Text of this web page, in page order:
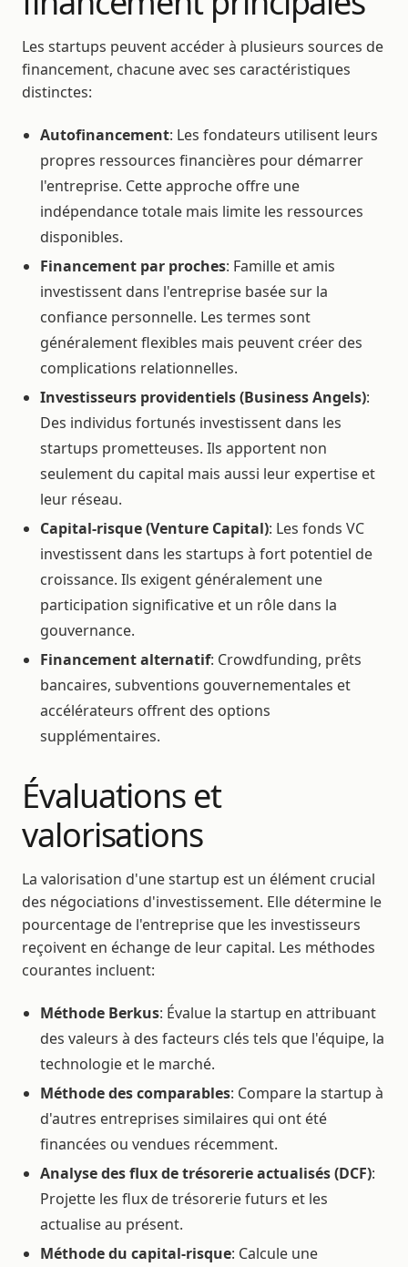
Les startups peuvent accéder à plusieurs sources de
financement, chacune avec ses caractéristiques
distinctes:
Autofinancement: Les fondateurs utilisent leurs
propres ressources financières pour démarrer
l'entreprise. Cette approche offre une
indépendance totale mais limite les ressources
disponibles.
Financement par proches: Famille et amis
investissent dans l'entreprise basée sur la
confiance personnelle. Les termes sont
généralement flexibles mais peuvent créer des
complications relationnelles.
Investisseurs providentiels (Business Angels):
Des individus fortunés investissent dans les
startups prometteuses. Ils apportent non
seulement du capital mais aussi leur expertise et
leur réseau.
Capital-risque (Venture Capital): Les fonds VC
investissent dans les startups à fort potentiel de
croissance. Ils exigent généralement une
participation significative et un rôle dans la
gouvernance.
Financement alternatif: Crowdfunding, prêts
bancaires, subventions gouvernementales et
accélérateurs offrent des options
supplémentaires.
Évaluations et
valorisations
La valorisation d'une startup est un élément crucial
des négociations d'investissement. Elle détermine le
pourcentage de l'entreprise que les investisseurs
reçoivent en échange de leur capital. Les méthodes
courantes incluent:
Méthode Berkus: Évalue la startup en attribuant
des valeurs à des facteurs clés tels que l'équipe, la
technologie et le marché.
Méthode des comparables: Compare la startup à
d'autres entreprises similaires qui ont été
financées ou vendues récemment.
Analyse des flux de trésorerie actualisés (DCF):
Projette les flux de trésorerie futurs et les
actualise au présent.
Méthode du capital-risque: Calcule une